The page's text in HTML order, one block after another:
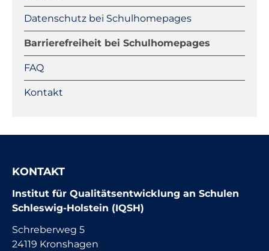
Datenschutz bei Schulhomepages
Barrierefreiheit bei Schulhomepages
FAQ
Kontakt
KONTAKT
Institut für Qualitätsentwicklung an Schulen
Schleswig-Holstein (IQSH)
Schreberweg 5
24119 Kronshagen